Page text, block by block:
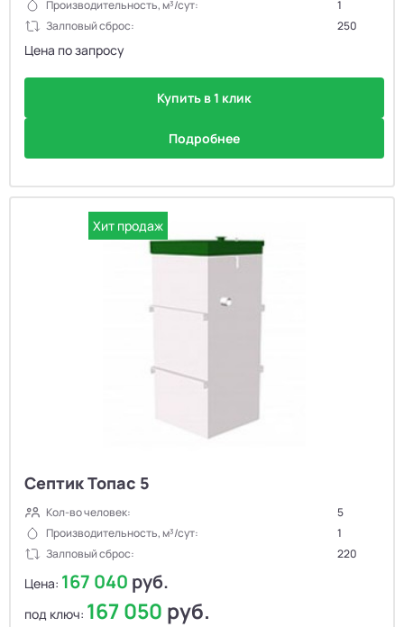
Производительность, м³/сут:
1
Залповый сброс:
250
Цена по запросу
Купить в 1 клик
Подробнее
Хит продаж
Септик Топас 5
Кол-во человек:
5
Производительность, м³/сут:
1
Залповый сброс:
220
Цена: 167 040 руб.
под ключ: 167 050 руб.